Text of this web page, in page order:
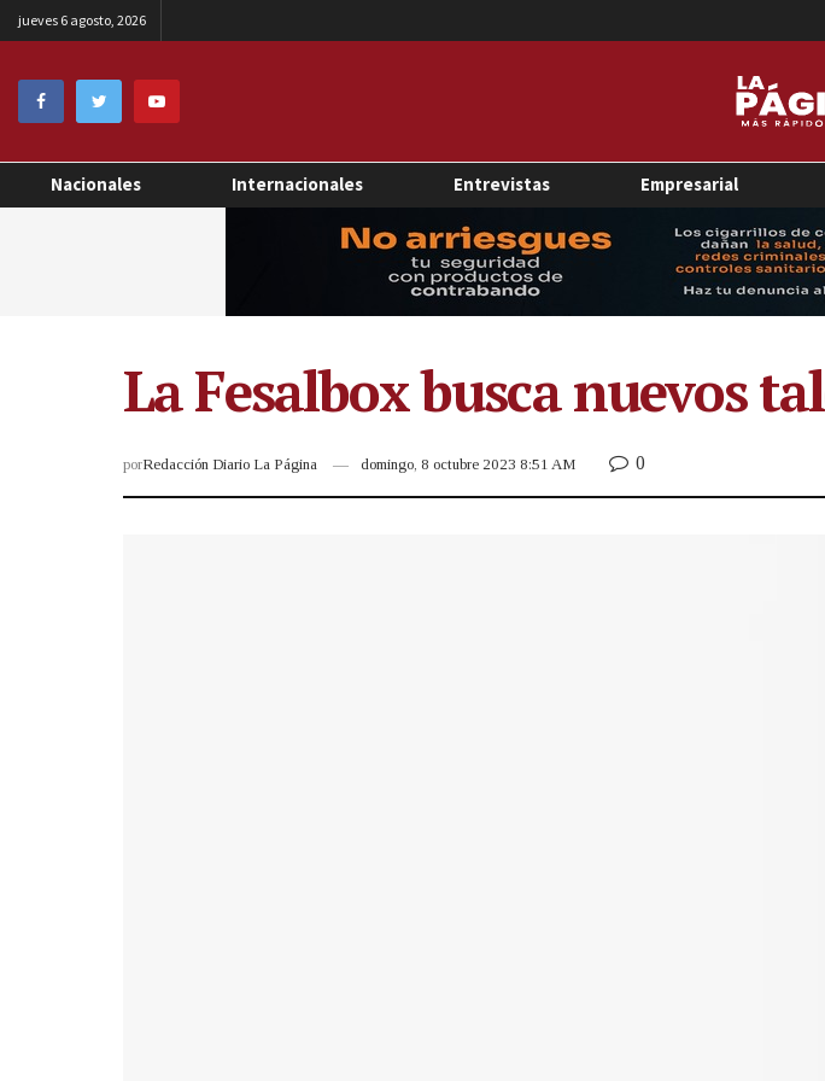
jueves 6 agosto, 2026
Nacionales Internacionales Entrevistas Empresarial
La Fesalbox busca nuevos
porRedacción Diario La Página domingo, 8 octubre 2023 8:51 AM 0